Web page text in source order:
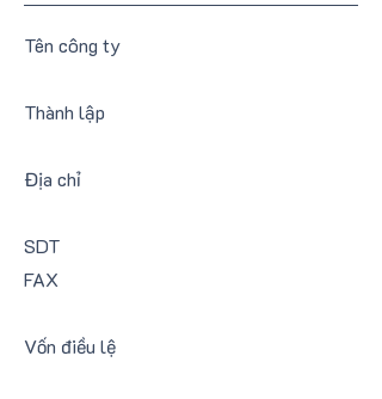
​Tên công ty
​Thành lập
Địa chỉ
SDT
FAX
Vốn điều lệ